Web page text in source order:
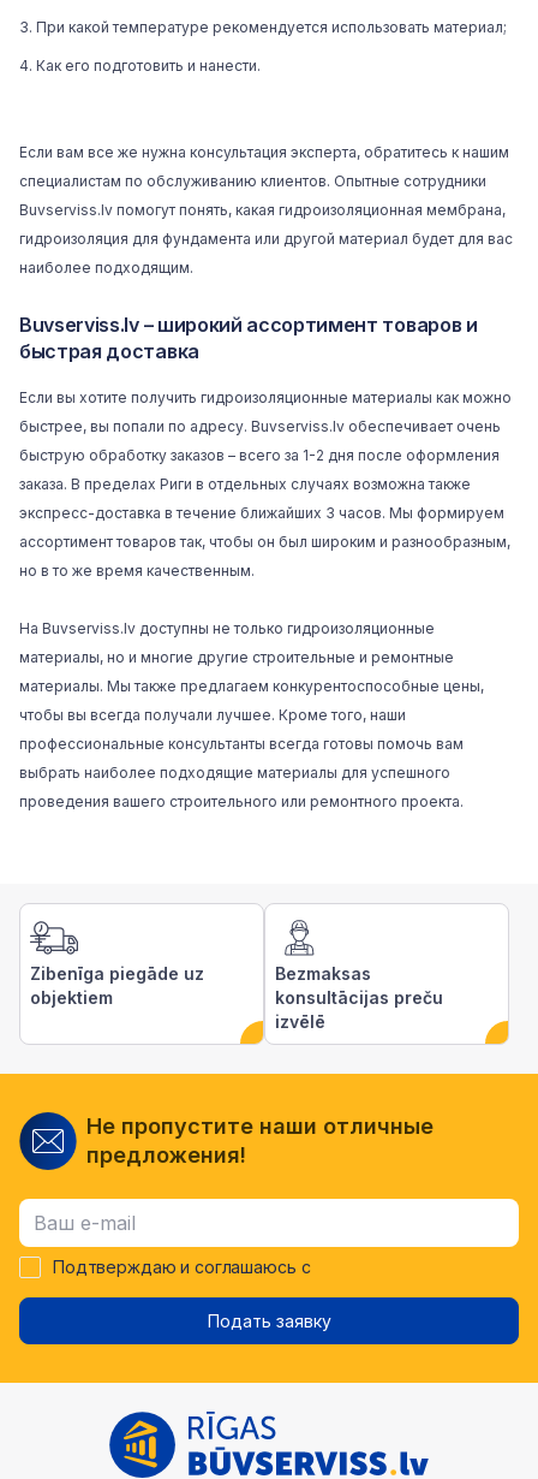
При какой температуре рекомендуется использовать материал;
Как его подготовить и нанести.
Если вам все же нужна консультация эксперта, обратитесь к нашим
специалистам по обслуживанию клиентов. Опытные сотрудники
Buvserviss.lv помогут понять, какая гидроизоляционная мембрана,
гидроизоляция для фундамента или другой материал будет для вас
наиболее подходящим.
Buvserviss.lv – широкий ассортимент товаров и
быстрая доставка
Если вы хотите получить гидроизоляционные материалы как можно
быстрее, вы попали по адресу. Buvserviss.lv обеспечивает очень
быструю обработку заказов – всего за 1-2 дня после оформления
заказа. В пределах Риги в отдельных случаях возможна также
экспресс-доставка в течение ближайших 3 часов. Мы формируем
ассортимент товаров так, чтобы он был широким и разнообразным,
но в то же время качественным.
На Buvserviss.lv доступны не только гидроизоляционные
материалы, но и многие другие строительные и ремонтные
материалы. Мы также предлагаем конкурентоспособные цены,
чтобы вы всегда получали лучшее. Кроме того, наши
профессиональные консультанты всегда готовы помочь вам
выбрать наиболее подходящие материалы для успешного
проведения вашего строительного или ремонтного проекта.
Zibenīga piegāde uz
objektiem
Bezmaksas
konsultācijas preču
izvēlē
Не пропустите наши отличные
предложения!
Подтверждаю и соглашаюсь с
Подать заявку